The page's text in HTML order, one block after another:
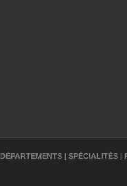
DÉPARTEMENTS | SPÉCIALITÉS |